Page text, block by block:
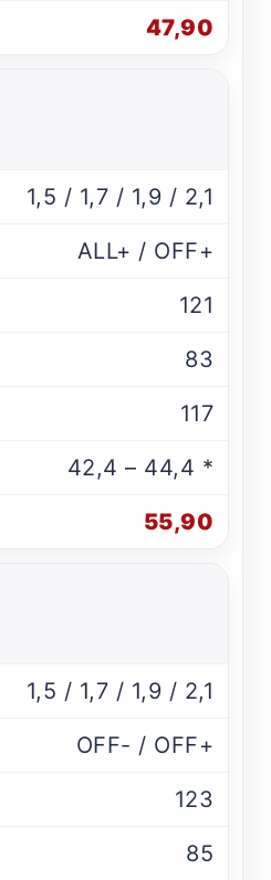
47,90
1,5 / 1,7 / 1,9 / 2,1
ALL+ / OFF+
121
83
117
42,4 – 44,4 *
55,90
1,5 / 1,7 / 1,9 / 2,1
OFF- / OFF+
123
85